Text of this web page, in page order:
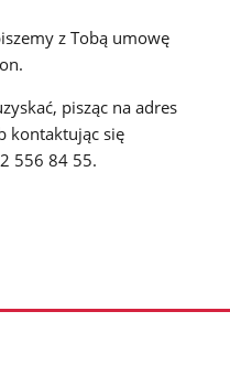
z Tobą umowę
pisząc na adres
kontaktując się
556 84 55.